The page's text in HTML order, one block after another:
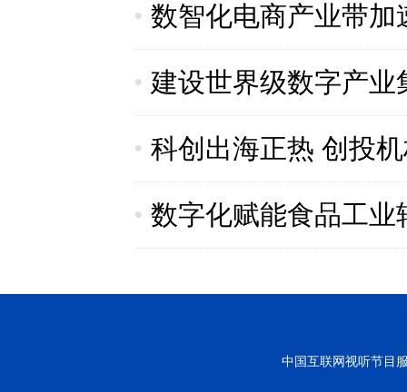
• 数智化电商产业带加
• 建设世界级数字产业
• 科创出海正热 创投
• 数字化赋能食品工业
中国互联网视听节目